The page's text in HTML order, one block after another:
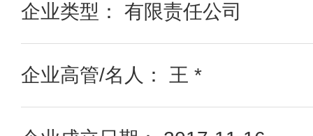
企业类型： 有限责任公司
企业高管/名人： 王 *